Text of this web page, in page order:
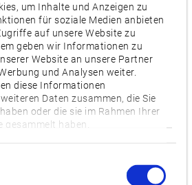
um Inhalte und Anzeigen zu
für soziale Medien anbieten
auf unsere Website zu
geben wir Informationen zu
Website an unsere Partner
und Analysen weiter.
diese Informationen
Daten zusammen, die Sie
oder die sie im Rahmen Ihrer
gesammelt haben.
PRODUKTE:
B200II